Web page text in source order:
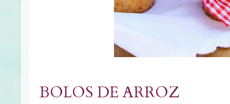
BOLOS DE ARROZ